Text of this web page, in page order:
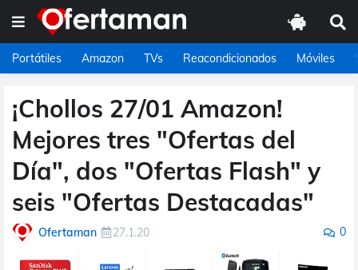
Portátiles Amazon TVs Reacondicionados Móviles
¡Chollos 27/01 Amazon!
Mejores tres "Ofertas del
Día", dos "Ofertas Flash" y
seis "Ofertas Destacadas"
Ofertaman 27.1.20 0